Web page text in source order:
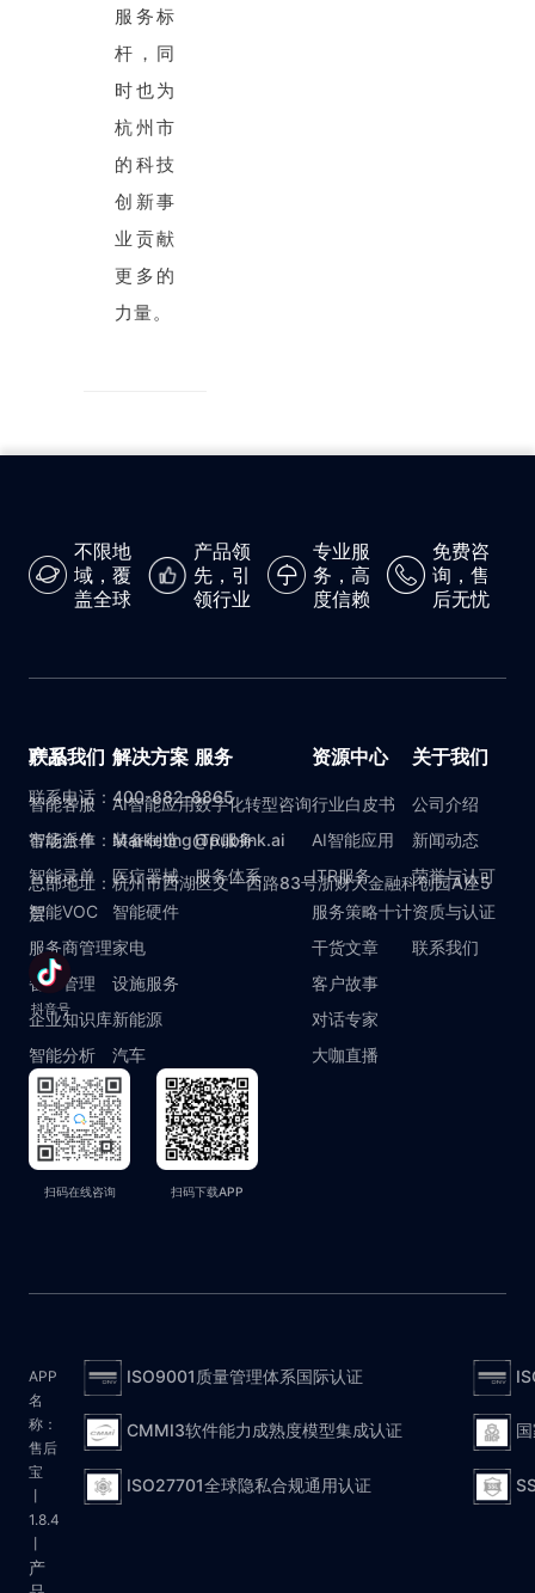
服务标
杆，同
时也为
杭州市
的科技
创新事
业贡献
更多的
力量。
不限地
域，覆
盖全球
产品领
先，引
领行业
专业服
务，高
度信赖
免费咨
询，售
后无忧
产品
智能客服
智能派单
智能录单
智能VOC
服务商管理
备件管理
企业知识库
智能分析
解决方案
AI智能应用
装备制造
医疗器械
智能硬件
家电
设施服务
新能源
汽车
服务
数字化转型咨询
ITR服务
服务体系
资源中心
行业白皮书
AI智能应用
ITR服务
服务策略十计
干货文章
客户故事
对话专家
大咖直播
关于我们
公司介绍
新闻动态
荣誉与认可
资质与认证
联系我们
联系我们
联系电话：400-882-8865
市场合作：Marketing@publink.ai
总部地址：杭州市西湖区文一西路83号浙财大金融科创园A座5
层
抖音号
扫码在线咨询 扫码下载APP
APP
名
称：
售后
宝
1.8.4
产
ISO9001质量管理体系国际认证
CMMI3软件能力成熟度模型集成认证
ISO27701全球隐私合规通用认证